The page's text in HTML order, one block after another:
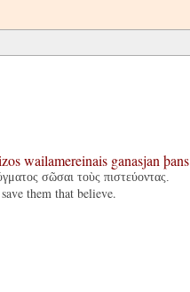
wailamereinais ganasjan þans
σῶσαι τοὺς πιστεύοντας.
them that believe.